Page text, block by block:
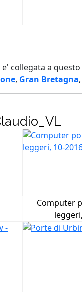
collegata a
, Gran Bretagna,
Computer